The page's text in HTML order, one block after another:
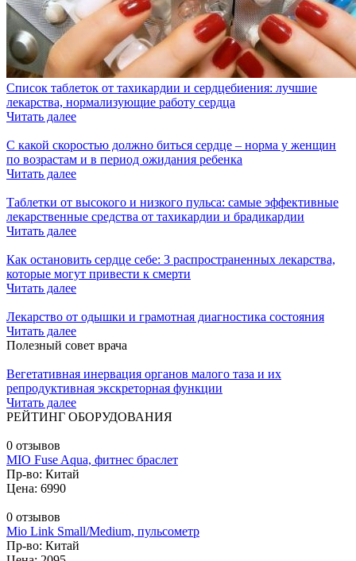
Список таблеток от тахикардии и сердцебиения: лучшие
лекарства, нормализующие работу сердца
Читать далее
С какой скоростью должно биться сердце – норма у женщин
по возрастам и в период ожидания ребенка
Читать далее
Таблетки от высокого и низкого пульса: самые эффективные
лекарственные средства от тахикардии и брадикардии
Читать далее
Как остановить сердце себе: 3 распространенных лекарства,
которые могут привести к смерти
Читать далее
Лекарство от одышки и грамотная диагностика состояния
Читать далее
Полезный совет врача
Вегетативная инервация органов малого таза и их
репродуктивная экскреторная функции
Читать далее
РЕЙТИНГ ОБОРУДОВАНИЯ
0 отзывов
MIO Fuse Aqua, фитнес браслет
Пр-во: Китай
Цена: 6990
0 отзывов
Mio Link Small/Medium, пульсометр
Пр-во: Китай